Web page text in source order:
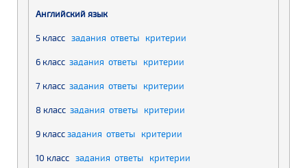
Английский язык
5 класс задания ответы критерии
6 класс задания ответы критерии
7 класс задания ответы критерии
8 класс задания ответы критерии
9 классзадания ответы критерии
10 класс задания ответы критерии